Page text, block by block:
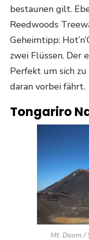
bestaunen gilt.
Reedwoods
Geheimtipp:
zwei Flüssen. Der
Perfekt um sich
daran vorbei fährt.
Tongariro
Mt. Doom /